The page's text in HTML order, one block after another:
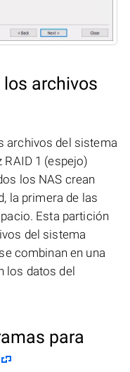
los archivos
archivos del sistema
RAID 1 (espejo)
los NAS crean
la primera de las
Esta partición
del sistema
combinan en una
los datos del
para